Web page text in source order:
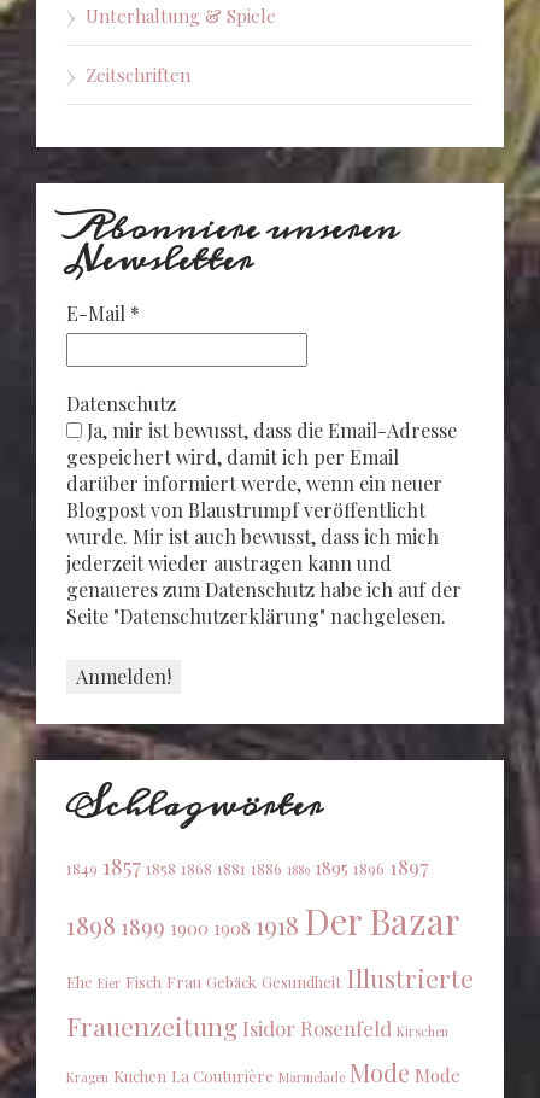
Unterhaltung & Spiele
Zeitschriften
Abonniere unseren
Newsletter
E-Mail *
Datenschutz
Ja, mir ist bewusst, dass die Email-Adresse
gespeichert wird, damit ich per Email
darüber informiert werde, wenn ein neuer
Blogpost von Blaustrumpf veröffentlicht
wurde. Mir ist auch bewusst, dass ich mich
jederzeit wieder austragen kann und
genaueres zum Datenschutz habe ich auf der
Seite "Datenschutzerklärung" nachgelesen.
Schlagwörter
1849 1857 1858 1868 1881 1886 1889 1895 1896 1897
1898 1899 1900 1908 1918 Der Bazar
Ehe Eier Fisch Frau Gebäck Gesundheit Illustrierte
Frauenzeitung Isidor Rosenfeld Kirschen
Kragen Kuchen La Couturière Marmelade Mode Mode